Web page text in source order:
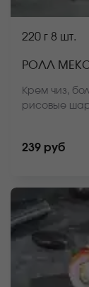
220 г 8 шт.
РОЛЛ
Крем чиз,
рисовые
239 руб